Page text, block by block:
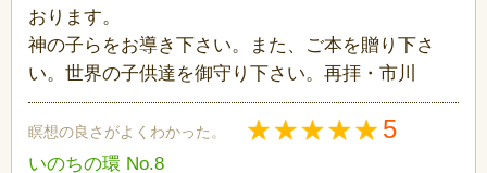
おります。
神の子らをお導き下さい。また、ご本を贈り下さ
い。世界の子供達を御守り下さい。再拝・市川
瞑想の良さがよくわかった。 5
いのちの環 No.8